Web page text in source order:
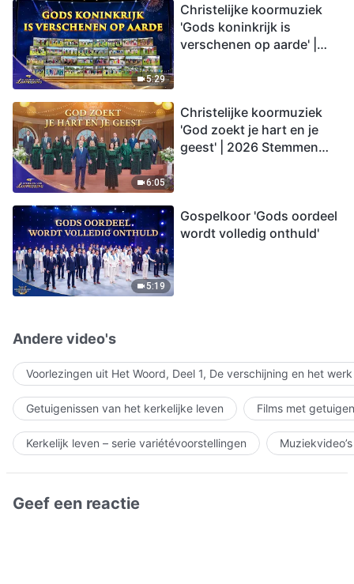
5:29
Christelijke koormuziek
'Gods koninkrijk is
verschenen op aarde' |
6:05
Christelijke koormuziek
'God zoekt je hart en je
geest' | 2026 Stemmen
5:19
Gospelkoor 'Gods oordeel
wordt volledig onthuld'
Andere video's
Voorlezingen uit Het Woord, Deel 1, De verschijning en het
Getuigenissen van het kerkelijke leven Films met
Kerkelijk leven – serie variétévoorstellingen Muziekvideo’s
Geef een reactie